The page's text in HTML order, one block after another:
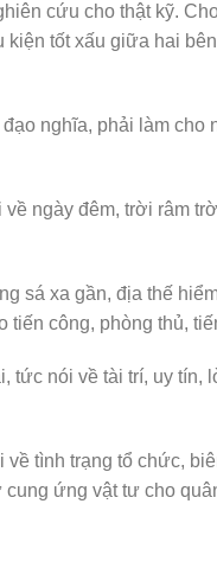
cứu cho thật kỹ.
tốt xấu giữa hai
nghĩa, phải làm cho
ngày đêm, trời râm
sá xa gần, địa thế
tiến công, phòng thủ,
nói về tài trí, uy tín,
về tình trạng tổ chức,
ứng vật tư cho